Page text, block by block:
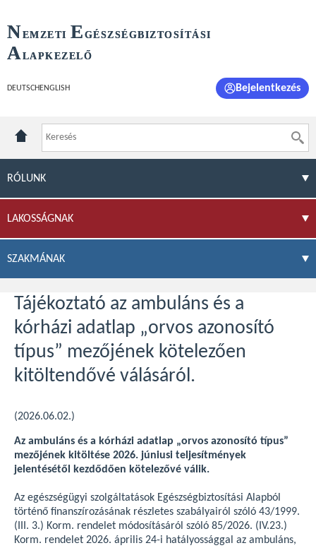
NEMZETI E GÉSZSÉGBIZTOSÍTÁSI
ALAPKEZELŐ
DEUTSCH ENGLISH Bejelentkezés
RÓLUNK
LAKOSSÁGNAK
SZAKMÁNAK
Tájékoztató az ambuláns és a
kórházi adatlap „orvos azonosító
típus” mezőjének kötelezően
kitöltendővé válásáról.
(2026.06.02.)
Az ambuláns és a kórházi adatlap „orvos azonosító típus”
mezőjének kitöltése 2026. júniusi teljesítmények
jelentésétől kezdődően kötelezővé válik.
Az egészségügyi szolgáltatások Egészségbiztosítási Alapból
történő finanszírozásának részletes szabályairól szóló 43/1999.
(III. 3.) Korm. rendelet módosításáról szóló 85/2026. (IV.23.)
Korm. rendelet 2026. április 24-i hatályossággal az ambuláns,